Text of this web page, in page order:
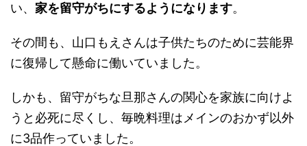
い、 家を留守がちにするようになります。
その間も、山口もえさんは子供たちのために芸能界
に復帰して懸命に働いていました。
しかも、留守がちな旦那さんの関心を家族に向けよ
うと必死に尽くし、毎晩料理はメインのおかず以外
に3品作っていました。